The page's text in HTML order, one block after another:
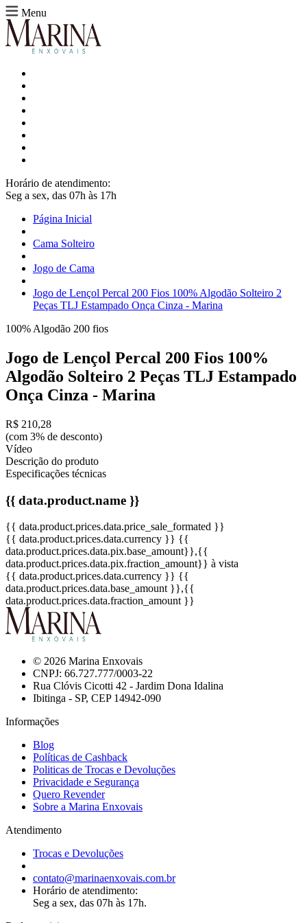
Menu
Horário de atendimento:
Seg a sex, das 07h às 17h
Página Inicial
Cama Solteiro
Jogo de Cama
Jogo de Lençol Percal 200 Fios 100% Algodão Solteiro 2
Peças TLJ Estampado Onça Cinza - Marina
100% Algodão 200 fios
Jogo de Lençol Percal 200 Fios 100%
Algodão Solteiro 2 Peças TLJ Estampado
Onça Cinza - Marina
R$ 210,28
(com 3% de desconto)
Vídeo
Descrição do produto
Especificações técnicas
{{ data.product.name }}
{{ data.product.prices.data.price_sale_formated }}
{{ data.product.prices.data.currency }} {{
data.product.prices.data.pix.base_amount}},{{
data.product.prices.data.pix.fraction_amount}} à vista
{{ data.product.prices.data.currency }} {{
data.product.prices.data.base_amount }},{{
data.product.prices.data.fraction_amount }}
© 2026 Marina Enxovais
CNPJ: 66.727.777/0003-22
Rua Clóvis Cicotti 42 - Jardim Dona Idalina
Ibitinga - SP, CEP 14942-090
Informações
Blog
Políticas de Cashback
Politicas de Trocas e Devoluções
Privacidade e Segurança
Quero Revender
Sobre a Marina Enxovais
Atendimento
Trocas e Devoluções
contato@marinaenxovais.com.br
Horário de atendimento:
Seg a sex, das 07h às 17h.